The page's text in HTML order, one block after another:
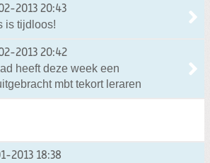
2013 20:43
is tijdloos!
2013 20:42
heeft deze week een
mbt tekort leraren
2013 18:38